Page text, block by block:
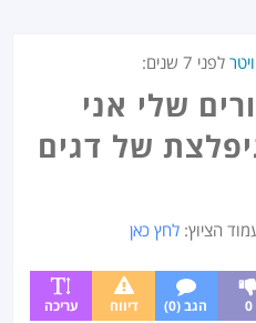
לפני 7 שנים :
שלי אני
של דגים
הציוץ:לחץ כאן
0 הגב (0) דיווח עריכה